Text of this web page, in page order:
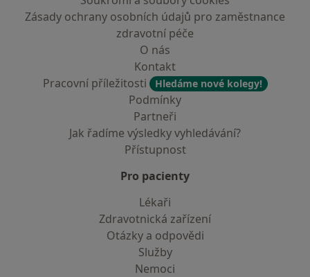
Zásady ochrany osobních údajů pro zaměstnance
zdravotní péče
O nás
Kontakt
Pracovní příležitosti
Hledáme nové kolegy!
Podmínky
Partneři
Jak řadíme výsledky vyhledávání?
Přístupnost
Pro pacienty
Lékaři
Zdravotnická zařízení
Otázky a odpovědi
Služby
Nemoci